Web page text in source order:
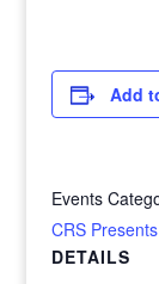
Add
Events
CRS Presents
DETAILS